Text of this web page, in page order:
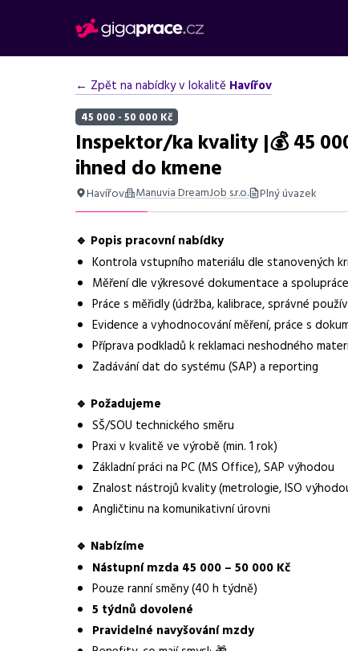
← Zpět na nabídky v lokalitě Havířov
45 000 - 50 000 Kč
Inspektor/ka kvality |💰 45
ihned do kmene
Havířov Manuvia DreamJob s.r.o. Plný úvazek
Práce inspektor/ka kvality v Havířově, mzda 45
Základní informace
Pozice Inspektor/ka
Normalizovaná profese kvalitář
Lokalita nabídky
Zaměstnavatel / agentura Manuvia DreamJob
Typ úvazku Plný úvazek
Mzda 45 000 - 50 000 Kč
Směny
Pracovní doba
Forma práce
🔹 Popis pracovní nabídky
Kontrola vstupního materiálu dle stanovených
Měření dle výkresové dokumentace a
Práce s měřidly (údržba, kalibrace, správné
Evidence a vyhodnocování měření, práce s
Příprava podkladů k reklamaci neshodného
Zadávání dat do systému (SAP) a reporting
🔹 Požadujeme
SŠ/SOU technického směru
Praxi v kvalitě ve výrobě (min. 1 rok)
Základní práci na PC (MS Office), SAP výhodou
Znalost nástrojů kvality (metrologie, ISO
Angličtinu na komunikativní úrovni
🔹 Nabízíme
Nástupní mzda 45 000 – 50 000 Kč
Pouze ranní směny (40 h týdně)
5 týdnů dovolené
Pravidelné navyšování mzdy